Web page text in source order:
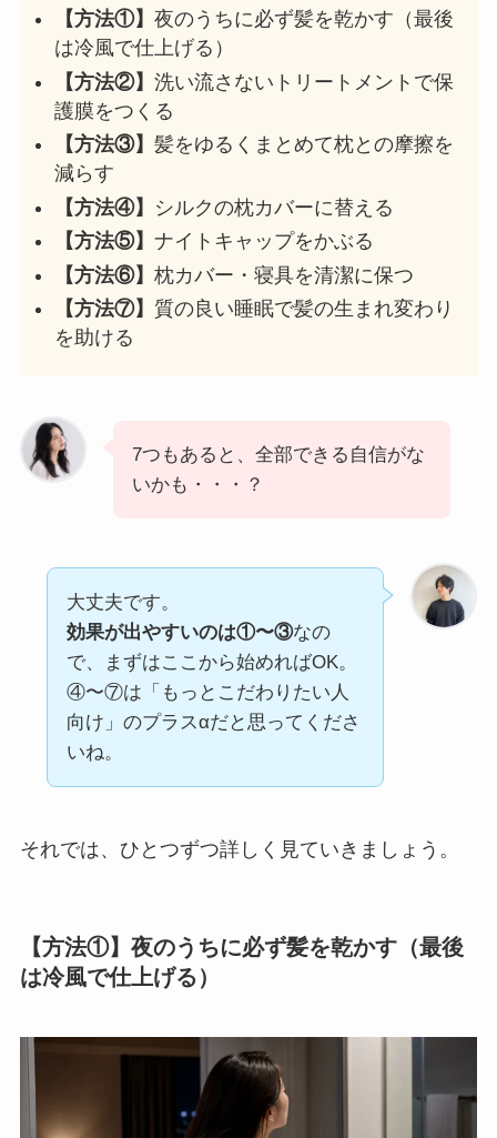
【方法①】夜のうちに必ず髪を乾かす（最後
は冷風で仕上げる）
【方法②】洗い流さないトリートメントで保
護膜をつくる
【方法③】髪をゆるくまとめて枕との摩擦を
減らす
【方法④】 シルクの枕カバーに替える
【方法⑤】ナイトキャップをかぶる
【方法⑥】枕カバー・寝具を清潔に保つ
【方法⑦】 質の良い睡眠で髪の生まれ変わり
を助ける
7つもあると、全部できる自信がな
いかも・・・？
大丈夫です。
効果が出やすいのは①〜③なの
で、まずはここから始めればOK。
④〜⑦は「もっとこだわりたい人
向け」のプラスαだと思ってくださ
いね。
それでは、ひとつずつ詳しく見ていきましょう。
【方法①】夜のうちに必ず髪を乾かす（最後
は冷風で仕上げる）